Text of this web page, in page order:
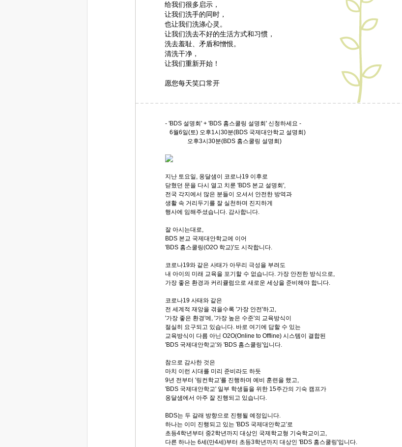
给我们很多启示，
让我们洗手的同时，
也让我们洗涤心灵。
让我们洗去不好的生活方式和习惯，
洗去羞耻、矛盾和憎恨。
清洗干净，
让我们重新开始！
愿您每天笑口常开
- 'BDS 설명회' + 'BDS 홈스쿨링 설명회' 신청하세요 -
6월6일(토) 오후1시30분(BDS 국제대안학교 설명회)
오후3시30분(BDS 홈스쿨링 설명회)
지난 토요일, 옹달샘이 코로나19 이후로
닫혔던 문을 다시 열고 치룬 'BDS 본교 설명회',
전국 각지에서 많은 분들이 오셔서 안전한 방역과
생활 속 거리두기를 잘 실천하며 진지하게
행사에 임해주셨습니다. 감사합니다.
잘 아시는대로,
BDS 본교 국제대안학교에 이어
'BDS 홈스쿨링(O2O 학교)'도 시작합니다.
코로나19와 같은 사태가 아무리 극성을 부려도
내 아이의 미래 교육을 포기할 수 없습니다. 가장 안전한 방식으로,
가장 좋은 환경과 커리큘럼으로 새로운 세상을 준비해야 합니다.
코로나19 사태와 같은
전 세계적 재앙을 겪을수록 '가장 안전'하고,
'가장 좋은 환경'에, '가장 높은 수준'의 교육방식이
절실히 요구되고 있습니다. 바로 여기에 답할 수 있는
교육방식이 다름 아닌 O2O(Online to Offline) 시스템이 결합된
'BDS 국제대안학교'와 'BDS 홈스쿨링'입니다.
참으로 감사한 것은
마치 이런 시대를 미리 준비라도 하듯
9년 전부터 '링컨학교'를 진행하며 예비 훈련을 했고,
'BDS 국제대안학교' 일부 학생들을 위한 15주간의 기숙 캠프가
옹달샘에서 아주 잘 진행되고 있습니다.
BDS는 두 갈래 방향으로 진행될 예정입니다.
하나는 이미 진행되고 있는 'BDS 국제대안학교'로
초등4학년부터 중2학년까지 대상인 국제학교형 기숙학교이고,
다른 하나는 6세(만4세)부터 초등3학년까지 대상인 'BDS 홈스쿨링'입니다.